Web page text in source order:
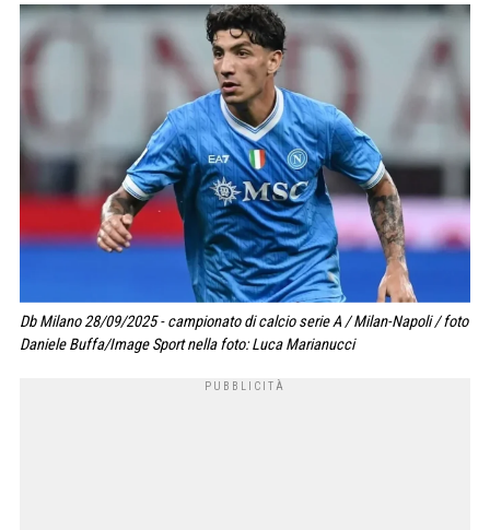
Db Milano 28/09/2025 - campionato di calcio serie A / Milan-Napoli / foto
Daniele Buffa/Image Sport nella foto: Luca Marianucci